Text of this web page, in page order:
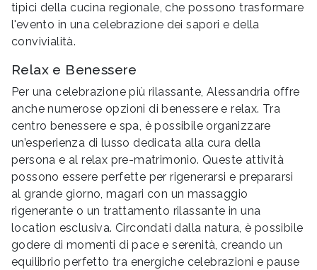
tipici della cucina regionale, che possono trasformare
l'evento in una celebrazione dei sapori e della
convivialità.
Relax e Benessere
Per una celebrazione più rilassante, Alessandria offre
anche numerose opzioni di benessere e relax. Tra
centro benessere e spa, è possibile organizzare
un’esperienza di lusso dedicata alla cura della
persona e al relax pre-matrimonio. Queste attività
possono essere perfette per rigenerarsi e prepararsi
al grande giorno, magari con un massaggio
rigenerante o un trattamento rilassante in una
location esclusiva. Circondati dalla natura, è possibile
godere di momenti di pace e serenità, creando un
equilibrio perfetto tra energiche celebrazioni e pause